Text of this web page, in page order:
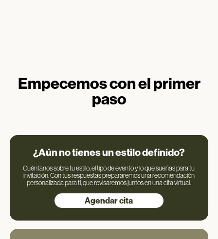
Empecemos con el primer
paso
¿Aún no tienes un estilo definido?
Cuéntanos sobre tu estilo, el tipo de evento y lo que sueñas para tu
invitación. Con tus respuestas prepararemos una recomendación
personalizada para ti, que revisaremos juntos en una cita virtual.
Agendar cita